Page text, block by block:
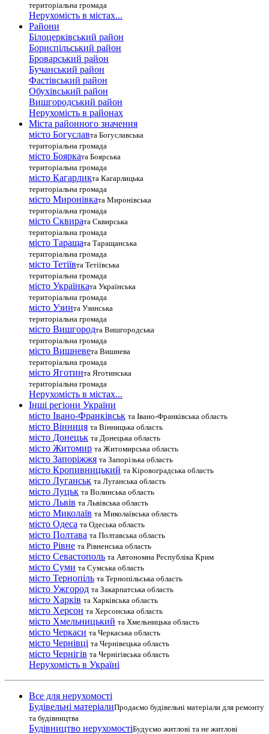
територіальна громада
Нерухомість в містах...
Райони
Білоцерківський район
Бориспільський район
Броварський район
Бучанський район
Фастівський район
Обухівський район
Вишгородський район
Нерухомість в районах
Міста районного значення
місто Богуславта Богуславська
територіальна громада
місто Боярката Боярська
територіальна громада
місто Кагарликта Кагарлицька
територіальна громада
місто Миронівката Миронівська
територіальна громада
місто Сквирата Сквирська
територіальна громада
місто Таращата Таращанська
територіальна громада
місто Тетіївта Тетіївська
територіальна громада
місто Українката Українська
територіальна громада
місто Узинта Узинська
територіальна громада
місто Вишгородта Вишгородська
територіальна громада
місто Вишневета Вишнева
територіальна громада
місто Яготинта Яготинська
територіальна громада
Нерухомість в містах...
Інші регіони України
місто Івано-Франківськ та Івано-Франківська область
місто Вінниця та Вінницька область
місто Донецьк та Донецька область
місто Житомир та Житомирська область
місто Запоріжжя та Запорізька область
місто Кропивницький та Кіровоградська область
місто Луганськ та Луганська область
місто Луцьк та Волинська область
місто Львів та Львівська область
місто Миколаїв та Миколаївська область
місто Одеса та Одеська область
місто Полтава та Полтавська область
місто Рівне та Рівненська область
місто Севастополь та Автономна Республіка Крим
місто Суми та Сумська область
місто Тернопіль та Тернопільська область
місто Ужгород та Закарпатська область
місто Харків та Харківська область
місто Херсон та Херсонська область
місто Хмельницький та Хмельницька область
місто Черкаси та Черкаська область
місто Чернівці та Чернівецька область
місто Чернігів та Чернігівська область
Нерухомість в Україні
Все для нерухомості
Будівельні матеріалиПродаємо будівельні матеріали для ремонту
та будівництва
Будівництво нерухомостіБудуємо житлові та не житлові